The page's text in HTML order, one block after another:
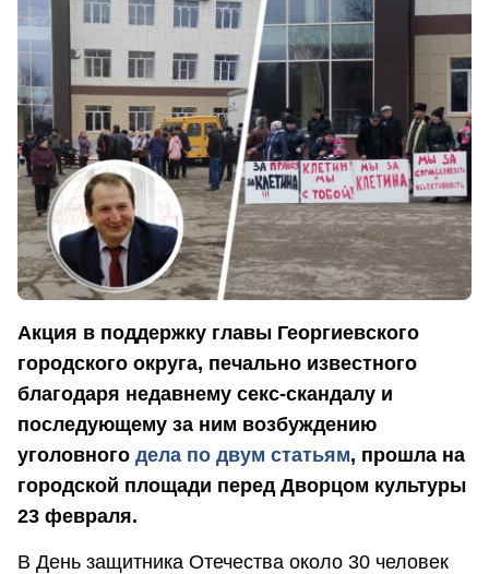
Акция в поддержку главы Георгиевского
городского округа, печально известного
благодаря недавнему секс-скандалу и
последующему за ним возбуждению
уголовного дела по двум статьям, прошла на
городской площади перед Дворцом культуры
23 февраля.
В День защитника Отечества около 30 человек